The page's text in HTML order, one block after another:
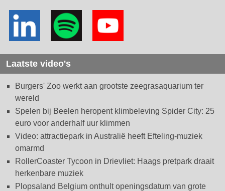
Laatste video's
Burgers' Zoo werkt aan grootste zeegrasaquarium ter
wereld
Spelen bij Beelen heropent klimbeleving Spider City: 25
euro voor anderhalf uur klimmen
Video: attractiepark in Australië heeft Efteling-muziek
omarmd
RollerCoaster Tycoon in Drievliet: Haags pretpark draait
herkenbare muziek
Plopsaland Belgium onthult openingsdatum van grote